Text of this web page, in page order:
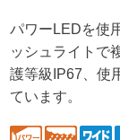
パワーLEDを使
ッシュライトで
護等級IP67、使
ています。